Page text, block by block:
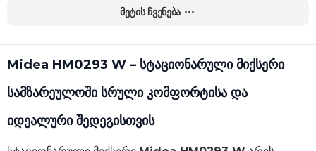
მეტის ჩვენება
Midea HM0293 W – სტაციონარული მიქსერი
სამზარეულოში სრული კომფორტისა და
იდეალური შედეგისთვის